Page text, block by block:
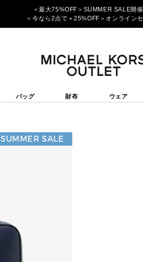
＜最大75%OFF＞SUMMER SALE開
＜今なら2点で＋25%OFF＞オンライン
バッグ 財布 ウェア
SUMMER SALE